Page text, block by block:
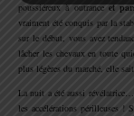
poussiéreux à outranceet
vraiment été conquis par la
sur le début, vous avez
lâcher les chevaux en toute
plus légères du marché, elle
La nuit a été aussi
les accélérations périlleuses !